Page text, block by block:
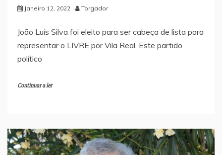
Janeiro 12, 2022 Torgador
João Luís Silva foi eleito para ser cabeça de lista para
representar o LIVRE por Vila Real. Este partido
político
Continuar a ler